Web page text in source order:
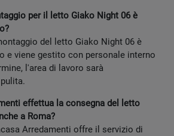
per il letto Giako Night 06 è
del letto Giako Night 06 è
e viene gestito con personale interno
l'area di lavoro sarà
effettua la consegna del letto
a Roma?
Arredamenti offre il servizio di